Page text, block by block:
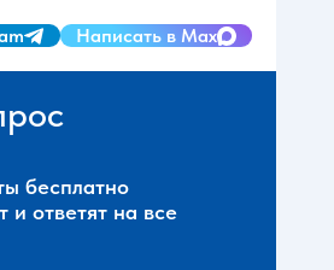
Написать в Max
бесплатно
и ответят на все